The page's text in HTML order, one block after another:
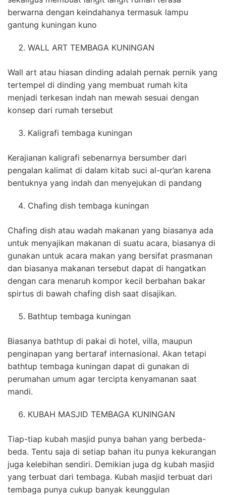
berwarna dengan keindahanya termasuk lampu
gantung kuningan kuno
WALL ART TEMBAGA KUNINGAN
Wall art atau hiasan dinding adalah pernak pernik yang
tertempel di dinding yang membuat rumah kita
menjadi terkesan indah nan mewah sesuai dengan
konsep dari rumah tersebut
Kaligrafi tembaga kuningan
Kerajianan kaligrafi sebenarnya bersumber dari
pengalan kalimat di dalam kitab suci al-qur’an karena
bentuknya yang indah dan menyejukan di pandang
Chafing dish tembaga kuningan
Chafing dish atau wadah makanan yang biasanya ada
untuk menyajikan makanan di suatu acara, biasanya di
gunakan untuk acara makan yang bersifat prasmanan
dan biasanya makanan tersebut dapat di hangatkan
dengan cara menaruh kompor kecil berbahan bakar
spirtus di bawah chafing dish saat disajikan.
Bathtup tembaga kuningan
Biasanya bathtup di pakai di hotel, villa, maupun
penginapan yang bertaraf internasional. Akan tetapi
bathtup tembaga kuningan dapat di gunakan di
perumahan umum agar tercipta kenyamanan saat
mandi.
KUBAH MASJID TEMBAGA KUNINGAN
Tiap-tiap kubah masjid punya bahan yang berbeda-
beda. Tentu saja di setiap bahan itu punya kekurangan
juga kelebihan sendiri. Demikian juga dg kubah masjid
yang terbuat dari tembaga. Kubah masjid terbuat dari
tembaga punya cukup banyak keunggulan